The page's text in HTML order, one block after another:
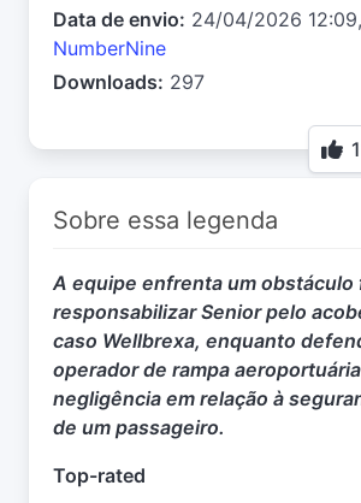
Data de envio: 24/04/2026
NumberNine
Downloads: 297
Sobre essa legenda
A equipe enfrenta um obstáculo
responsabilizar Senior pelo
caso Wellbrexa, enquanto
operador de rampa
negligência em relação à
de um passageiro.
Top-rated